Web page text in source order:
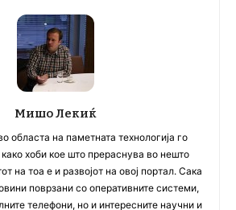
Мишо Лекиќ
областа на паметната технологија го
хоби кое што прераснува во нешто
на тоа е и развојот на овој портал. Сака
поврзани со оперативните системи,
телефони, но и интересните научни и